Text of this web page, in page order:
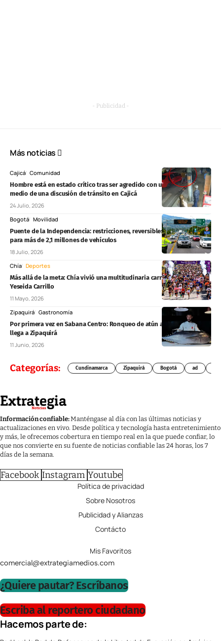
- Publicidad -
Más noticias
Cajicá Comunidad
Hombre está en estado crítico tras ser agredido con una varilla en
medio de una discusión de tránsito en Cajicá
24 Julio, 2026
Bogotá Movilidad
Puente de la Independencia: restricciones, reversibles y pico y placa
para más de 2,1 millones de vehículos
18 Julio, 2026
Chía Deportes
Más allá de la meta: Chía vivió una multitudinaria carrera solidaria por
Yeseida Carrillo
11 Mayo, 2026
Zipaquirá Gastronomía
Por primera vez en Sabana Centro: Ronqueo de atún aleta azul en vivo
llega a Zipaquirá
11 Junio, 2026
Categorías: Cundinamarca Zipaquirá Bogotá ad
Información confiable:Manténgase al día con las últimas noticias y
actualizaciones en vivo. Desde política y tecnología hasta entretenimiento
y más, le ofrecemos cobertura en tiempo real en la que puede confiar, lo
que nos convierte en su fuente de noticias confiable las 24 horas, los 7
días de la semana.
Facebook Instagram Youtube
Política de privacidad
Sobre Nosotros
Publicidad y Alianzas
Contácto
Mis Favoritos
comercial@extrategiamedios.com
¿Quiere pautar? Escríbanos
Escriba al reportero ciudadano
Hacemos parte de: